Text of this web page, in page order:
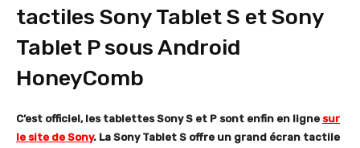
tactiles Sony Tablet S et Sony
Tablet P sous Android
HoneyComb
C’est officiel, les tablettes Sony S et P sont enfin en ligne sur
le site de Sony. La Sony Tablet S offre un grand écran tactile